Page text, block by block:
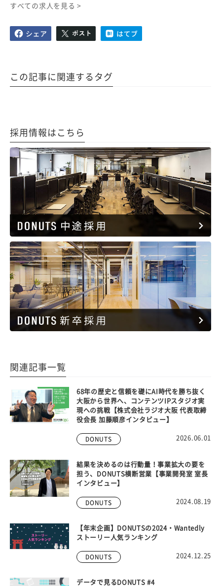
すべての求人を見る >
この記事に関連するタグ
採用情報はこちら
関連記事一覧
DONUTS 2026.06.01
68年の歴史と信頼を礎にAI時代を勝ち抜く
大阪から世界へ、コンテンツIPスタジオ実
現への挑戦【株式会社ラジオ大阪 代表取締
役会長 加藤順彦インタビュー】
DONUTS 2024.08.19
結果を決めるのは行動量！事業拡大の要を
担う、DONUTS横断営業【事業開発室 室長
インタビュー】
DONUTS 2024.12.25
【年末企画】DONUTSの2024・Wantedly
ストーリー人気ランキング
データで見るDONUTS #4